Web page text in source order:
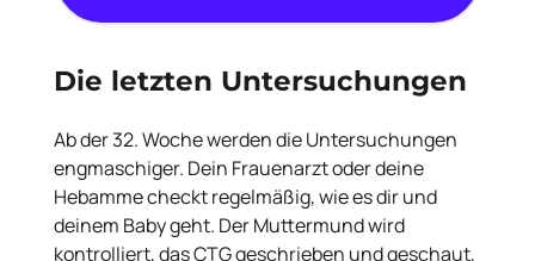
Die letzten Untersuchungen
Ab der 32. Woche werden die Untersuchungen
engmaschiger. Dein Frauenarzt oder deine
Hebamme checkt regelmäßig, wie es dir und
deinem Baby geht. Der Muttermund wird
kontrolliert, das CTG geschrieben und geschaut,